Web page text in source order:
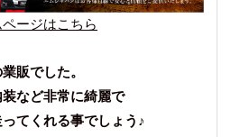
ージはこちら
販でした。
など非常に綺麗で
てくれる事でしょう♪